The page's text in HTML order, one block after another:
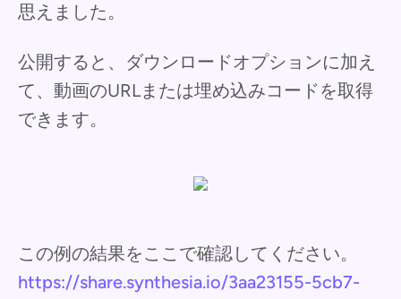
思えました。
公開すると、ダウンロードオプションに加え
て、動画のURLまたは埋め込みコードを取得
できます。
この例の結果をここで確認してください。
https://share.synthesia.io/3aa23155-5cb7-